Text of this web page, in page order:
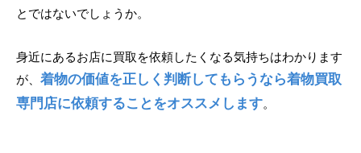
とではないでしょうか。
身近にあるお店に買取を依頼したくなる気持ちはわかります
が、 着物の価値を正しく判断してもらうなら着物買取
専門店に依頼することをオススメします。